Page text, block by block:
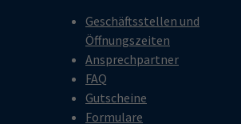
Geschäftsstellen und
Öffnungszeiten
Ansprechpartner
FAQ
Gutscheine
Formulare